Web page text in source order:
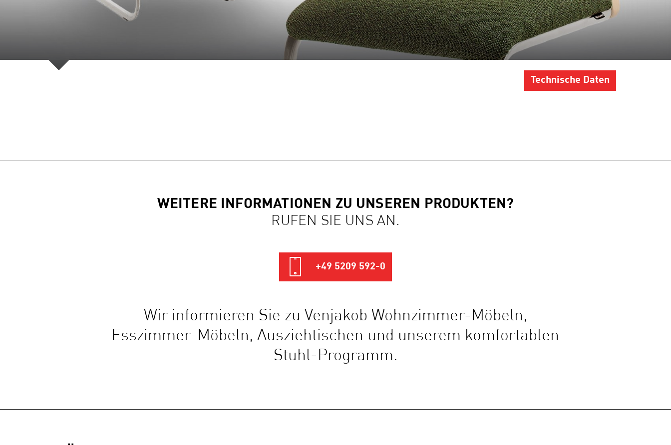
Technische Daten
WEITERE INFORMATIONEN ZU UNSEREN PRODUKTEN?
RUFEN SIE UNS AN.
+49 5209 592-0
Wir informieren Sie zu Venjakob Wohnzimmer-Möbeln,
Esszimmer-Möbeln, Ausziehtischen und unserem komfortablen
Stuhl-Programm.